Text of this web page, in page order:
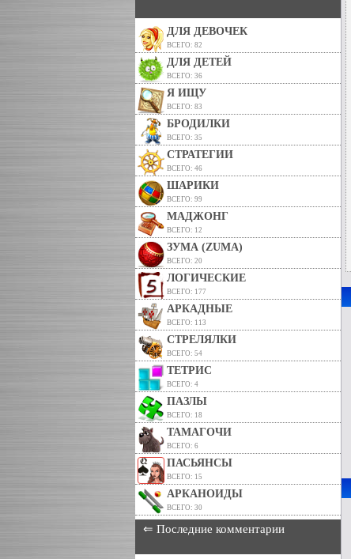
ДЛЯ ДЕВОЧЕК
ВСЕГО: 82
ДЛЯ ДЕТЕЙ
ВСЕГО: 36
Я ИЩУ
ВСЕГО: 83
БРОДИЛКИ
ВСЕГО: 35
СТРАТЕГИИ
ВСЕГО: 46
ШАРИКИ
ВСЕГО: 99
МАДЖОНГ
ВСЕГО: 12
ЗУМА (ZUMA)
ВСЕГО: 20
ЛОГИЧЕСКИЕ
ВСЕГО: 177
АРКАДНЫЕ
ВСЕГО: 113
СТРЕЛЯЛКИ
ВСЕГО: 54
ТЕТРИС
ВСЕГО: 4
ПАЗЛЫ
ВСЕГО: 18
ТАМАГОЧИ
ВСЕГО: 6
ПАСЬЯНСЫ
ВСЕГО: 15
АРКАНОИДЫ
ВСЕГО: 30
⇐ Последние комментарии